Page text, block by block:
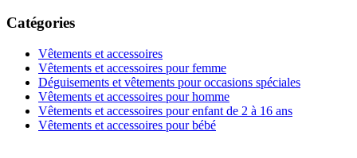
Catégories
Vêtements et accessoires
Vêtements et accessoires pour femme
Déguisements et vêtements pour occasions spéciales
Vêtements et accessoires pour homme
Vêtements et accessoires pour enfant de 2 à 16 ans
Vêtements et accessoires pour bébé